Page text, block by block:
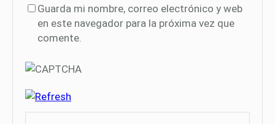
Guarda mi nombre, correo electrónico y web
en este navegador para la próxima vez que
comente.